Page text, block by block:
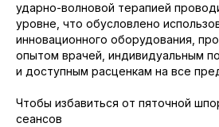
ударно-волновой терапией
уровне, что обусловлено
инновационного оборудования,
опытом врачей, индивидуальным
и доступным расценкам на все
Чтобы избавиться от пяточной
сеансов